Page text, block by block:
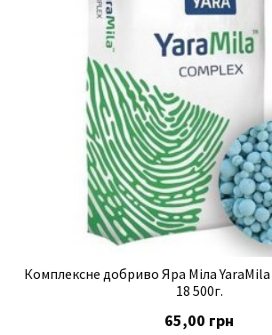
Комплексне добриво Яра Міла YaraMila
18 500г.
65,00 грн